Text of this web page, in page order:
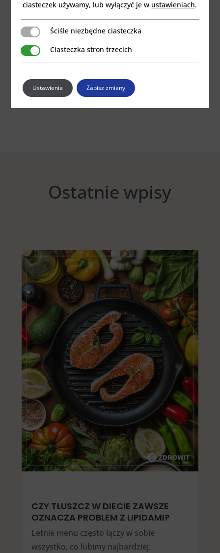
Zapamiętaj moje dane w tej przeglądarce
podczas pisania kolejnych komentarzy.
Prześlij komentarz
Ostatnie wpisy
CZY TŁUSZCZ W DIECIE ZAWSZE
OZNACZA PROBLEM Z LIPIDAMI?
Letnie menu często łączy w sobie
wszystko, co lubimy najbardziej:
ciasteczek używamy, lub wyłączyć je w ustawieniach.
Ściśle niezbędne ciasteczka
Ściśle niezbędne ciasteczka
Ciasteczka stron trzecich
Ciasteczka stron trzecich
Ustawienia Zapisz zmiany